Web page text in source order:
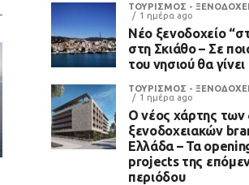
ΤΟΥΡΙΣΜΟΣ -
1 ημέρα ago
Νέο ξενοδοχείο
στη Σκιάθο – Σε
του νησιού θα γίνει
ΤΟΥΡΙΣΜΟΣ -
1 ημέρα ago
Ο νέος χάρτης των
ξενοδοχειακών
Ελλάδα – Τα
projects της
περιόδου